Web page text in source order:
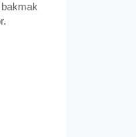
bakmak